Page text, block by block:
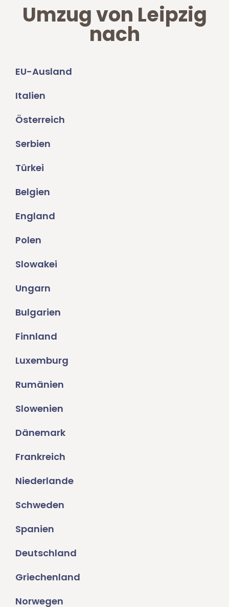
Umzug von Leipzig
nach
EU-Ausland
Italien
Österreich
Serbien
Türkei
Belgien
England
Polen
Slowakei
Ungarn
Bulgarien
Finnland
Luxemburg
Rumänien
Slowenien
Dänemark
Frankreich
Niederlande
Schweden
Spanien
Deutschland
Griechenland
Norwegen